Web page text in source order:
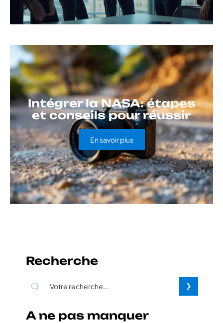
Intégrer la NASA: étapes
et conseils pour réussir
En savoir plus
Recherche
A ne pas manquer